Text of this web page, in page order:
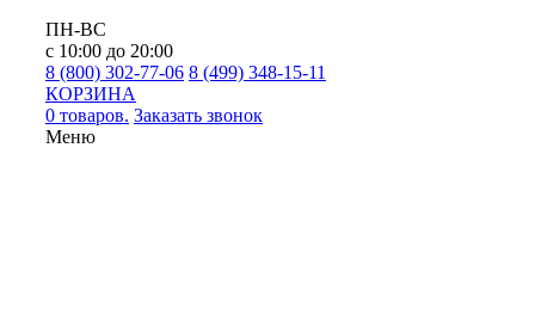
ПН-ВС
с 10:00 до 20:00
8 (800) 302-77-06 8 (499) 348-15-11
КОРЗИНА
0 товаров. Заказать звонок
Меню